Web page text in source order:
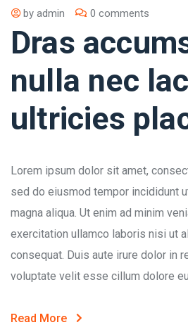
by admin 0 comments
Dras
nulla nec
ultricies
Lorem ipsum dolor sit amet,
sed do eiusmod tempor incididunt
magna aliqua. Ut enim ad minim
exercitation ullamco laboris nisi ut
consequat. Duis aute irure dolor in
voluptate velit esse cillum dolore
Read More